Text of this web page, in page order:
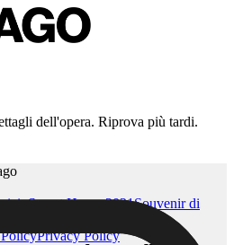
dell'opera. Riprova più tardi.
Sweet Home 2021Souvenir di
Privacy Policy